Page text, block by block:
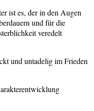
ist es, der in den Augen
und für die
veredelt
und untadelig im Frieden